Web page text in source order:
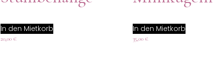
In den Mietkorb
20,00 €
In den Mietkorb
35,00 €